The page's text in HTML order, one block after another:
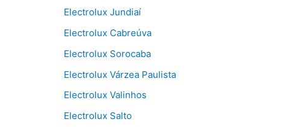
Electrolux Jundiaí
Electrolux Cabreúva
Electrolux Sorocaba
Electrolux Várzea Paulista
Electrolux Valinhos
Electrolux Salto